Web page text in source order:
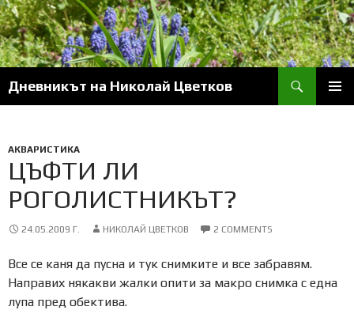
Skip
to
content
Дневникът на Николай Цветков
АКВАРИСТИКА
ЦЪФТИ ЛИ
РОГОЛИСТНИКЪТ?
24.05.2009 Г. НИКОЛАЙ ЦВЕТКОВ 2 COMMENTS
Все се каня да пусна и тук снимките и все забравям.
Направих някакви жалки опити за макро снимка с една
лупа пред обектива.